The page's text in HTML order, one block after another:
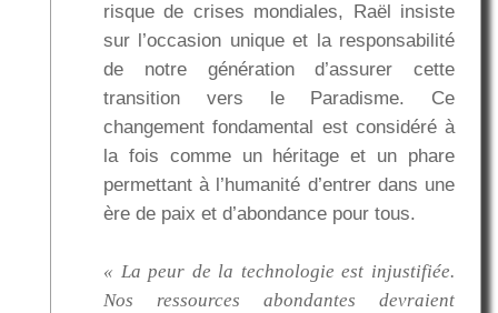
risque de crises mondiales, Raël insiste
sur l’occasion unique et la responsabilité
de notre génération d’assurer cette
transition vers le Paradisme. Ce
changement fondamental est considéré à
la fois comme un héritage et un phare
permettant à l’humanité d’entrer dans une
ère de paix et d’abondance pour tous.
« La peur de la technologie est injustifiée.
Nos ressources abondantes devraient